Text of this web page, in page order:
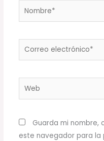
Nombre*
Correo
electrónico*
Web
Guarda mi nombre,
este navegador para la